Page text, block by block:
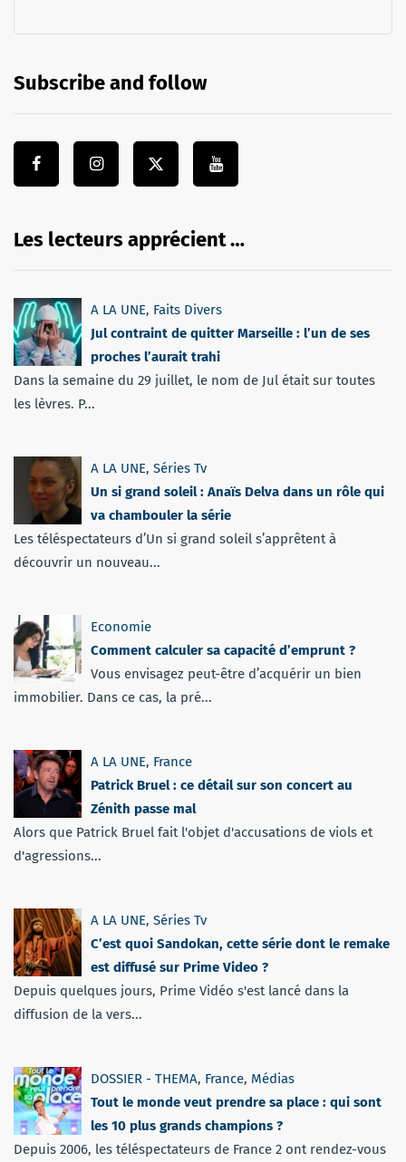
Subscribe and follow
Les lecteurs apprécient …
A LA UNE, Faits Divers
Jul contraint de quitter Marseille : l’un de ses
proches l’aurait trahi
Dans la semaine du 29 juillet, le nom de Jul était sur toutes
les lèvres. P...
A LA UNE, Séries Tv
Un si grand soleil : Anaïs Delva dans un rôle qui
va chambouler la série
Les téléspectateurs d’Un si grand soleil s’apprêtent à
découvrir un nouveau...
Economie
Comment calculer sa capacité d’emprunt ?
Vous envisagez peut-être d’acquérir un bien
immobilier. Dans ce cas, la pré...
A LA UNE, France
Patrick Bruel : ce détail sur son concert au
Zénith passe mal
Alors que Patrick Bruel fait l'objet d'accusations de viols et
d'agressions...
A LA UNE, Séries Tv
C’est quoi Sandokan, cette série dont le remake
est diffusé sur Prime Video ?
Depuis quelques jours, Prime Vidéo s'est lancé dans la
diffusion de la vers...
DOSSIER - THEMA, France, Médias
Tout le monde veut prendre sa place : qui sont
les 10 plus grands champions ?
Depuis 2006, les téléspectateurs de France 2 ont rendez-vous